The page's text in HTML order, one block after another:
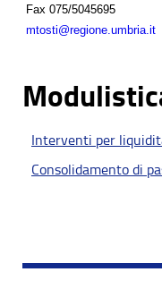
Fax 075/5045695
mtosti@regione.umbria.it
Interventi per
Consolidamento di